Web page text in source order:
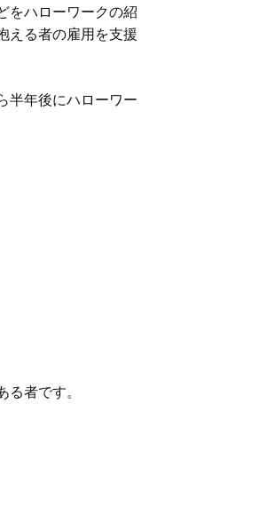
をハローワークの紹
える者の雇用を支援
半年後にハローワー
者です。